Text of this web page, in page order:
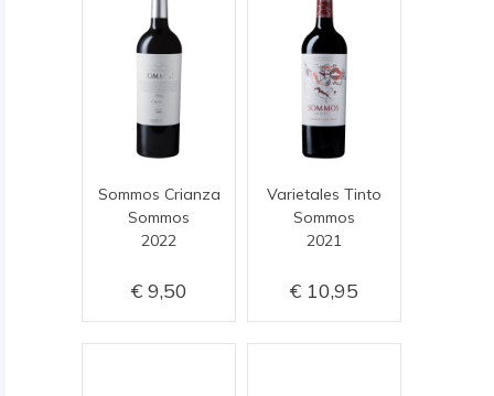
Sommos Crianza
Sommos
2022
9,50
Varietales Tinto
Sommos
2021
10,95